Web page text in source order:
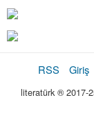
RSS Giriş
literatürk ® 2017-